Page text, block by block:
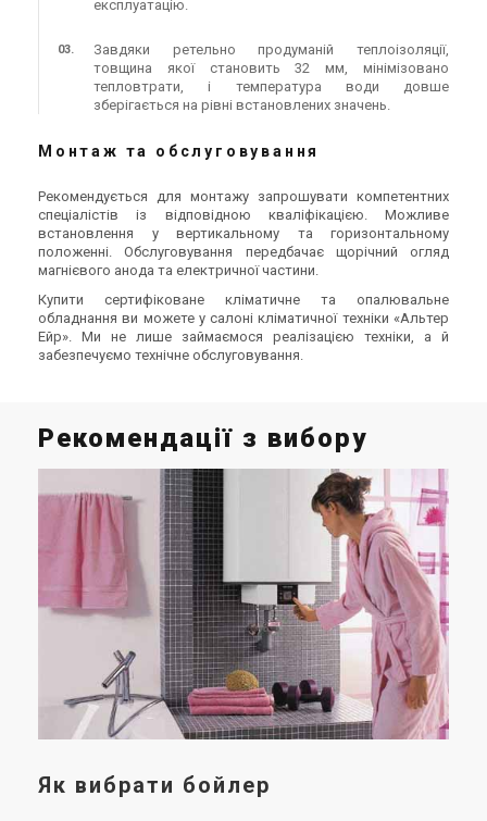
експлуатацію.
Завдяки ретельно продуманій теплоізоляції,
товщина якої становить 32 мм, мінімізовано
тепловтрати, і температура води довше
зберігається на рівні встановлених значень.
Монтаж та обслуговування
Рекомендується для монтажу запрошувати компетентних
спеціалістів із відповідною кваліфікацією. Можливе
встановлення у вертикальному та горизонтальному
положенні. Обслуговування передбачає щорічний огляд
магнієвого анода та електричної частини.
Купити сертифіковане кліматичне та опалювальне
обладнання ви можете у салоні кліматичної техніки «Альтер
Ейр». Ми не лише займаємося реалізацією техніки, а й
забезпечуємо технічне обслуговування.
Рекомендації з вибору
Як вибрати бойлер